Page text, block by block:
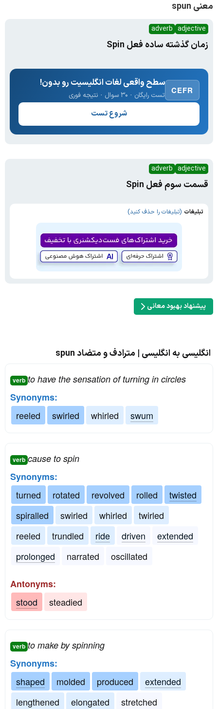
معنی spun
adjective
adverb
زمان گذشته ساده فعل Spin
CEFR
سطح واقعی لغات انگلیسیت رو بدون!
تست رایگان · ۳۰ سوال · نتیجه فوری
شروع تست
adjective
adverb
قسمت سوم فعل Spin
تبلیغات (تبلیغات را حذف کنید)
پیشنهاد بهبود معانی
انگلیسی به انگلیسی | مترادف و متضاد spun
verb to have the sensation of turning in circles
Synonyms:
reeled
swirled whirled swum
verb cause to spin
Synonyms:
turned
rotated revolved rolled
twisted
spiralled
swirled whirled
twirled
reeled
trundled ride driven
extended
prolonged
narrated oscillated
Antonyms:
stood
steadied
verb to make by spinning
Synonyms:
shaped
molded produced
extended
lengthened
elongated
stretched